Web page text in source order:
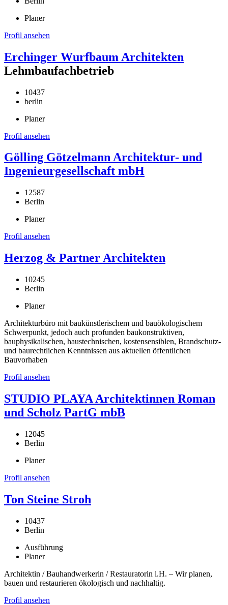
Planer
Profil ansehen
Erchinger Wurfbaum Architekten
Lehmbaufachbetrieb
10437
berlin
Planer
Profil ansehen
Gölling Götzelmann Architektur- und
Ingenieurgesellschaft mbH
12587
Berlin
Planer
Profil ansehen
Herzog & Partner Architekten
10245
Berlin
Planer
Architekturbüro mit baukünstlerischem und bauökologischem
Schwerpunkt, jedoch auch profunden baukonstruktiven,
bauphysikalischen, haustechnischen, kostensensiblen, Brandschutz-
und baurechtlichen Kenntnissen aus aktuellen öffentlichen
Bauvorhaben
Profil ansehen
STUDIO PLAYA Architektinnen Roman
und Scholz PartG mbB
12045
Berlin
Planer
Profil ansehen
Ton Steine Stroh
10437
Berlin
Ausführung
Planer
Architektin / Bauhandwerkerin / Restauratorin i.H. – Wir planen,
bauen und restaurieren ökologisch und nachhaltig.
Profil ansehen